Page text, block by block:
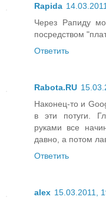
Rapida
Через Рапиду
посредством
Ответить
Rabota.RU
Наконец-то и
в эти потуги.
руками все
давно, а потом
Ответить
alex 15.03.2011,